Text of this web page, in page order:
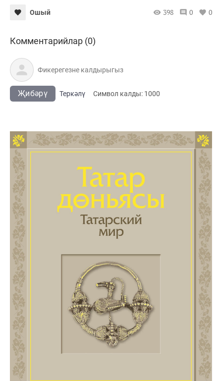
Ошый 398 0 0
Комментарийлар (0)
Җибәрү Теркәлү Cимвол калды: 1000